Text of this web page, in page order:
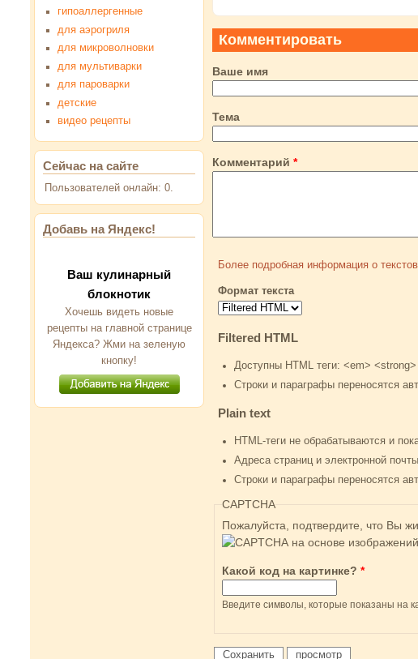
Комментировать
Ваше имя
Тема
Комментарий *
Более подробная информация о
Формат текста
Filtered HTML
Доступны HTML теги: <em>
Строки и параграфы переносятся
Plain text
HTML-теги не обрабатываются и
Адреса страниц и электронной
Строки и параграфы переносятся
CAPTCHA
Пожалуйста, подтвердите, что Вы
Какой код на картинке? *
Введите символы, которые показаны на
гипоаллергенные
для аэрогриля
для микроволновки
для мультиварки
для пароварки
детские
видео рецепты
Сейчас на сайте
Пользователей онлайн: 0.
Добавь на Яндекс!
Ваш кулинарный
блокнотик
Хочешь видеть новые
рецепты на главной странице
Яндекса? Жми на зеленую
кнопку!